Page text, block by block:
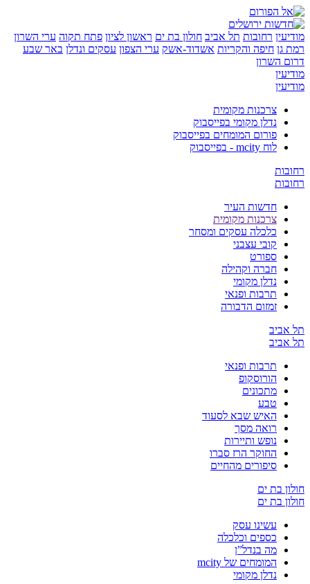
רחובות תל אביב חולון בת ים ראשון לציון פתח תקוה ערי השרון
חיפה והקריות אשדוד-אשק ערי הצפון עסקים ונדלן באר שבע
צרכנות מקומית
נדלן מקומי בפייסבוק
פורום המומחים בפייסבוק
חדשות העיר
צרכנות מקומית
כלכלה עסקים ומסחר
קובי עצבני
ספורט
חברה וקהילה
נדלן מקומי
תרבות ופנאי
זמזום הדבורה
תרבות ופנאי
הורוסקופ
מתכונים
טבע
האיש שבא לסעוד
רואה מסך
נופש ותיירות
החוקר הרז סברו
סיפורים מהחיים
בת ים
בת ים
עשינו עסק
כספים וכלכלה
מה בנדל”ן
המומחים של mcity
נדלן מקומי